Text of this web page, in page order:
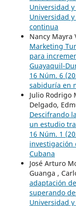
Universidad y
Universidad
continua
Nancy Mayra
Marketing
para
Guayaquil-
16 Núm. 6
sabiduría en
Julio Rodrigo
Delgado,
Descifrando
un estudio
16 Núm. 1
investigación
Cubana
José Arturo
Guanga ,
adaptación
superando
Universidad y